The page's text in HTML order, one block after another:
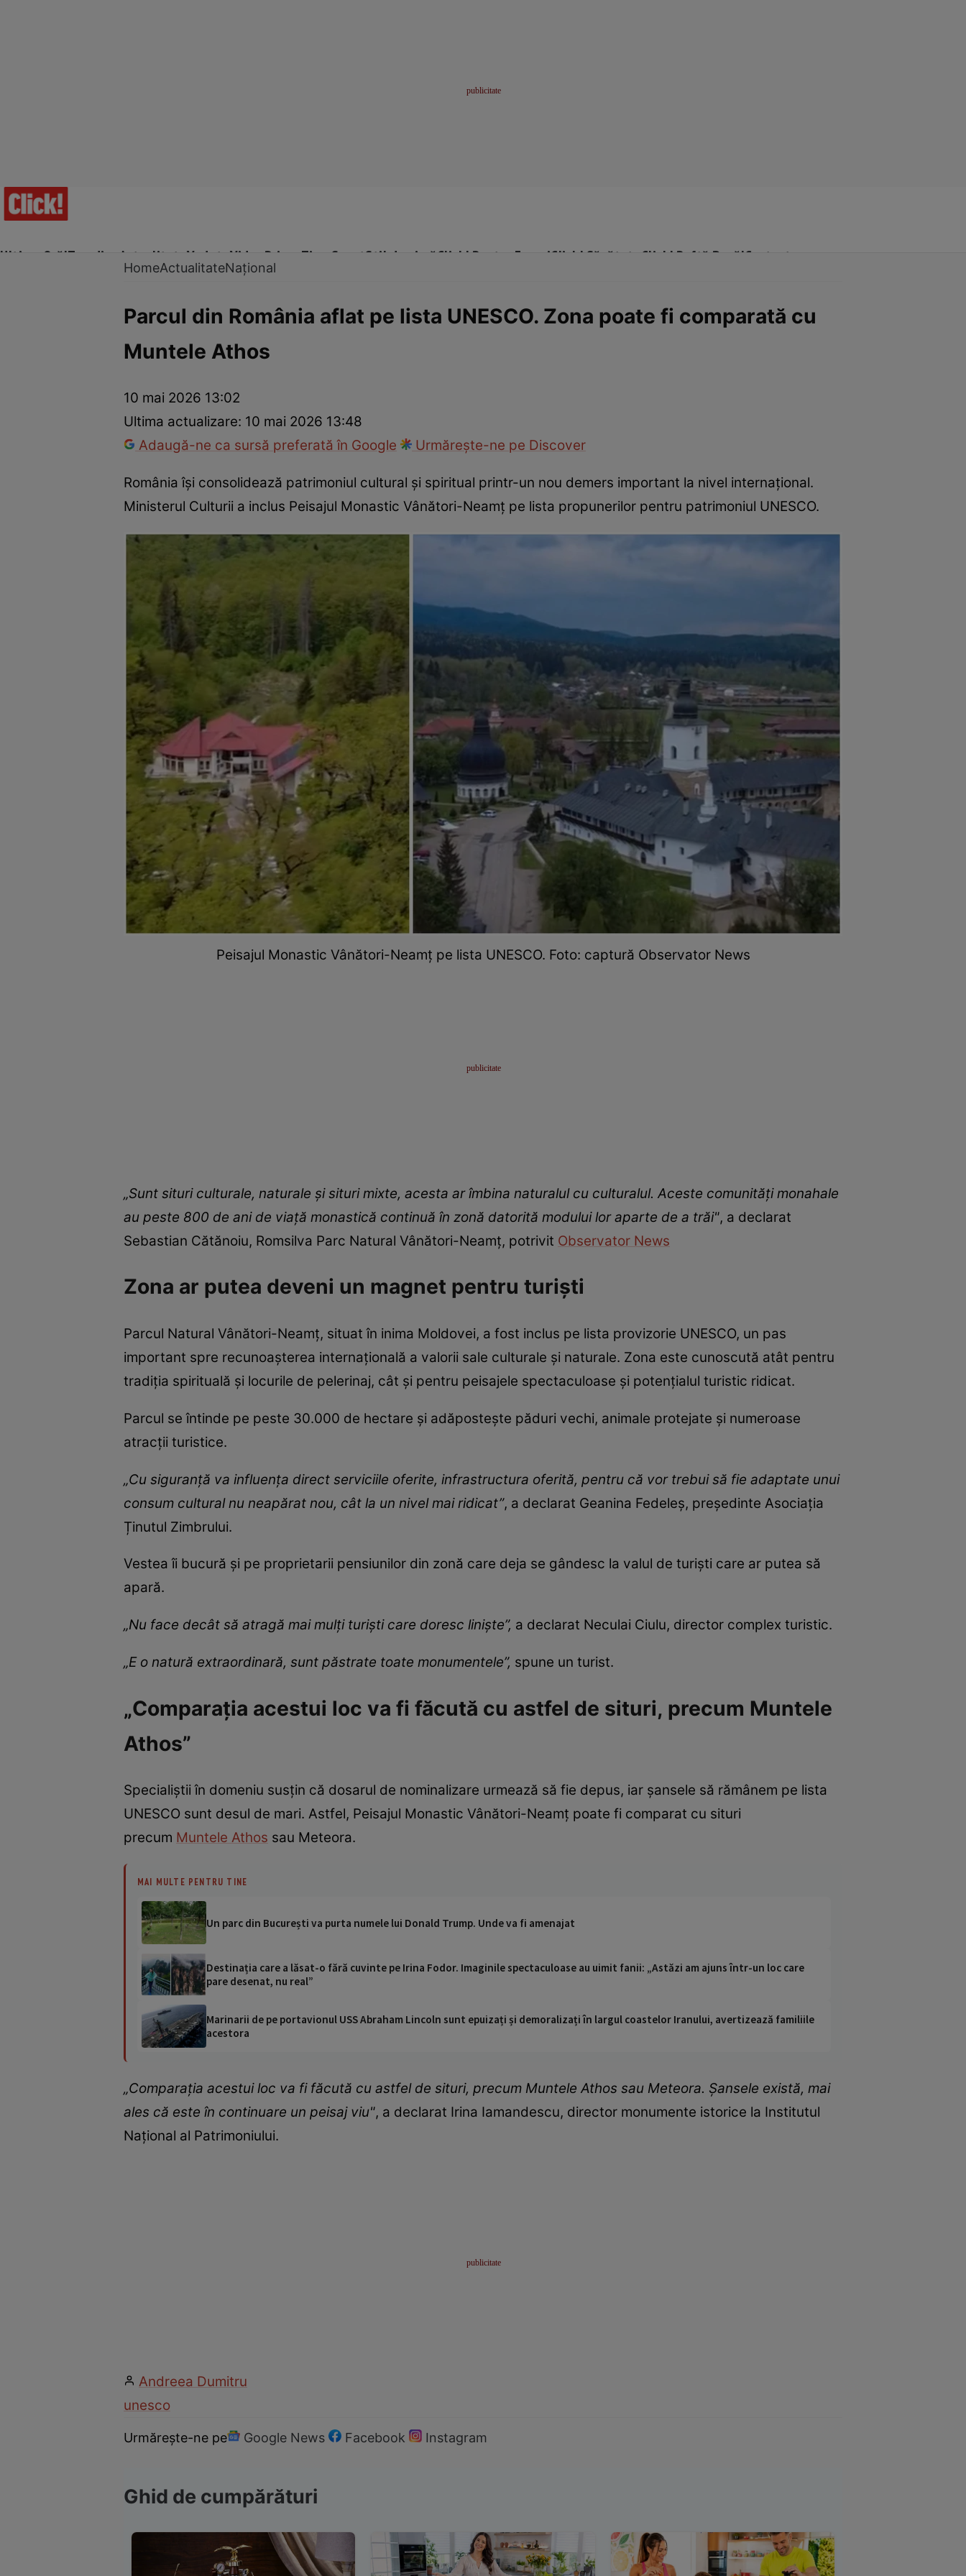
Ultima Oră!Trending Actualitate Vedete Video Prime Time SportStil de viațăClick! Pentru FemeiClick! Sănătate Click! Poftă Bună!Contact
InternaționalFapt diversTehnologie
HomeActualitateNațional
Parcul din România aflat pe lista UNESCO. Zona poate fi comparată cu
Muntele Athos
10 mai 2026 13:02
Ultima actualizare: 10 mai 2026 13:48
Adaugă-ne ca sursă preferată în Google
Urmărește-ne pe Discover
România își consolidează patrimoniul cultural și spiritual printr-un nou demers important la nivel internațional.
Ministerul Culturii a inclus Peisajul Monastic Vânători-Neamț pe lista propunerilor pentru patrimoniul UNESCO.
Peisajul Monastic Vânători-Neamț pe lista UNESCO. Foto: captură Observator News
„Sunt situri culturale, naturale și situri mixte, acesta ar îmbina naturalul cu culturalul. Aceste comunități monahale
au peste 800 de ani de viață monastică continuă în zonă datorită modului lor aparte de a trăi", a declarat
Sebastian Cătănoiu, Romsilva Parc Natural Vânători-Neamț, potrivit Observator News
Zona ar putea deveni un magnet pentru turiști
Parcul Natural Vânători-Neamț, situat în inima Moldovei, a fost inclus pe lista provizorie UNESCO, un pas
important spre recunoașterea internațională a valorii sale culturale și naturale. Zona este cunoscută atât pentru
tradiția spirituală și locurile de pelerinaj, cât și pentru peisajele spectaculoase și potențialul turistic ridicat.
Parcul se întinde pe peste 30.000 de hectare și adăpostește păduri vechi, animale protejate și numeroase
atracții turistice.
„Cu siguranță va influența direct serviciile oferite, infrastructura oferită, pentru că vor trebui să fie adaptate unui
consum cultural nu neapărat nou, cât la un nivel mai ridicat”, a declarat Geanina Fedeleș, președinte Asociația
Ținutul Zimbrului.
Vestea îi bucură și pe proprietarii pensiunilor din zonă care deja se gândesc la valul de turiști care ar putea să
apară.
„Nu face decât să atragă mai mulți turiști care doresc liniște”, a declarat Neculai Ciulu, director complex turistic.
„E o natură extraordinară, sunt păstrate toate monumentele”, spune un turist.
„Comparația acestui loc va fi făcută cu astfel de situri, precum Muntele
Athos”
Specialiștii în domeniu susțin că dosarul de nominalizare urmează să fie depus, iar șansele să rămânem pe lista
UNESCO sunt desul de mari. Astfel, Peisajul Monastic Vânători-Neamț poate fi comparat cu situri
precum Muntele Athos sau Meteora.
MAI MULTE PENTRU TINE
Un parc din București va purta numele lui Donald Trump. Unde va fi amenajat
Destinația care a lăsat-o fără cuvinte pe Irina Fodor. Imaginile spectaculoase au uimit fanii: „Astăzi am ajuns într-un loc care
pare desenat, nu real”
Marinarii de pe portavionul USS Abraham Lincoln sunt epuizați și demoralizați în largul coastelor Iranului, avertizează familiile
acestora
„Comparația acestui loc va fi făcută cu astfel de situri, precum Muntele Athos sau Meteora. Șansele există, mai
ales că este în continuare un peisaj viu", a declarat Irina Iamandescu, director monumente istorice la Institutul
Național al Patrimoniului.
Andreea Dumitru
unesco
Urmărește-ne pe Google News Facebook Instagram
Ghid de cumpărături